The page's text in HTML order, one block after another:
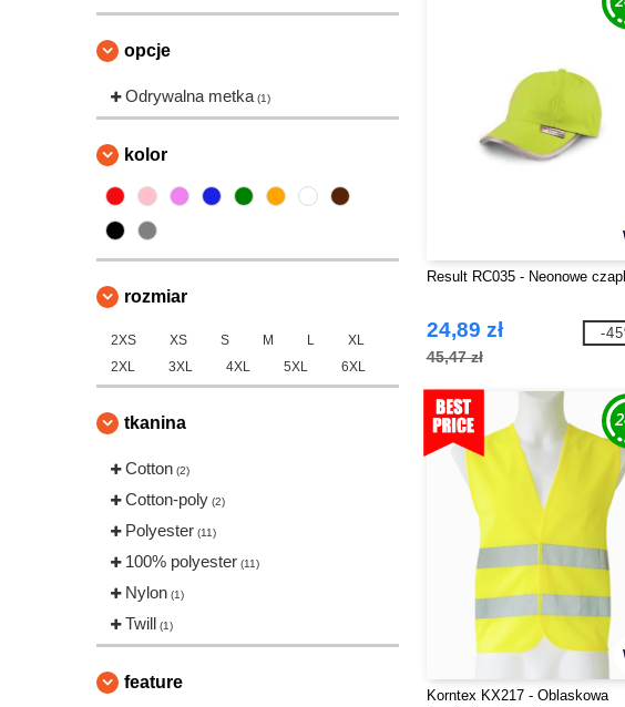
opcje
Odrywalna metka (1)
kolor
rozmiar
2XS XS S M L
XL
2XL
3XL 4XL 5XL 6XL
tkanina
Cotton (2)
Cotton-poly (2)
Polyester (11)
100% polyester (11)
Nylon (1)
Twill (1)
feature
Result RC035 - Neonowe
24,89 zł
45,47 zł
-
Korntex KX217 - Oblaskowa